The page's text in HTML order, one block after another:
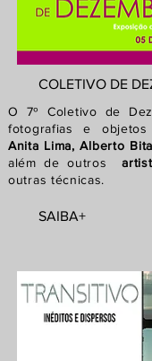
COLETIVO DE
O 7º Coletivo de
fotografias e
Anita Lima, Alberto
além de outros
outras técnicas.
SAIBA+